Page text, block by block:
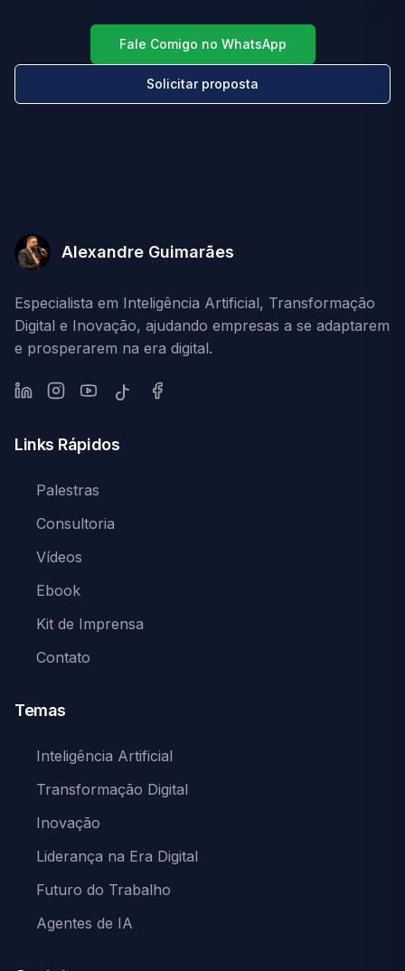
Fale Comigo no WhatsApp
Solicitar proposta
Alexandre Guimarães
Especialista em Inteligência Artificial, Transformação
Digital e Inovação, ajudando empresas a se adaptarem
e prosperarem na era digital.
Links Rápidos
Palestras
Consultoria
Vídeos
Ebook
Kit de Imprensa
Contato
Temas
Inteligência Artificial
Transformação Digital
Inovação
Liderança na Era Digital
Futuro do Trabalho
Agentes de IA